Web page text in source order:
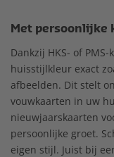
Met persoonlijke
Dankzij HKS- of
huisstijlkleur exact
afbeelden. Dit stelt
vouwkaarten in uw
nieuwjaarskaarten
persoonlijke groet.
eigen stijl. Juist bij